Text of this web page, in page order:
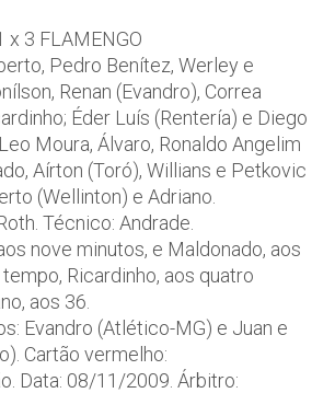
x 3 FLAMENGO
Pedro Benítez, Werley e
Renan (Evandro), Correa
Éder Luís (Rentería) e Diego
Moura, Álvaro, Ronaldo Angelim
Aírton (Toró), Willians e Petkovic
(Wellinton) e Adriano.
Técnico: Andrade.
nove minutos, e Maldonado, aos
Ricardinho, aos quatro
aos 36.
Evandro (Atlético-MG) e Juan e
Cartão vermelho:
Data: 08/11/2009. Árbitro: